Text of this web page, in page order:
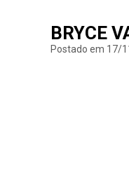
BRYCE
Postado em 17/